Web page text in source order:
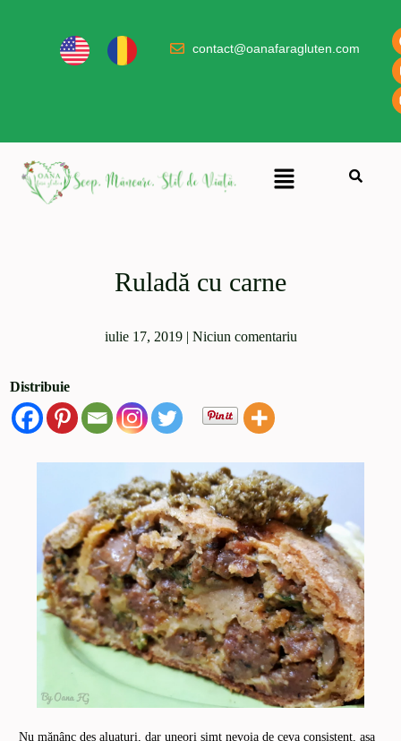
contact@oanafaragluten.com
Ruladă cu carne
iulie 17, 2019| Niciun comentariu
Distribuie
Nu mănânc des aluaturi, dar uneori simt nevoia de ceva consistent, așa